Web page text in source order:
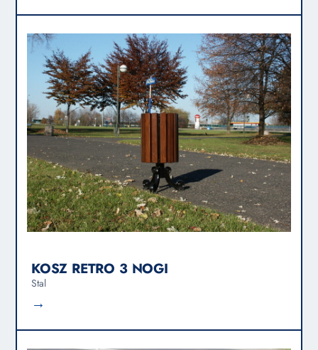
KOSZ RETRO 3 NOGI
Stal
→